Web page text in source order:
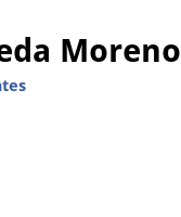
Moreno